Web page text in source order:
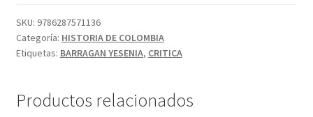
SKU: 9786287571136
Categoría: HISTORIA DE COLOMBIA
Etiquetas: BARRAGAN YESENIA, CRITICA
Productos relacionados